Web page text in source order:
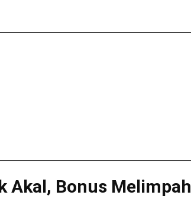
Akal, Bonus Melimpah